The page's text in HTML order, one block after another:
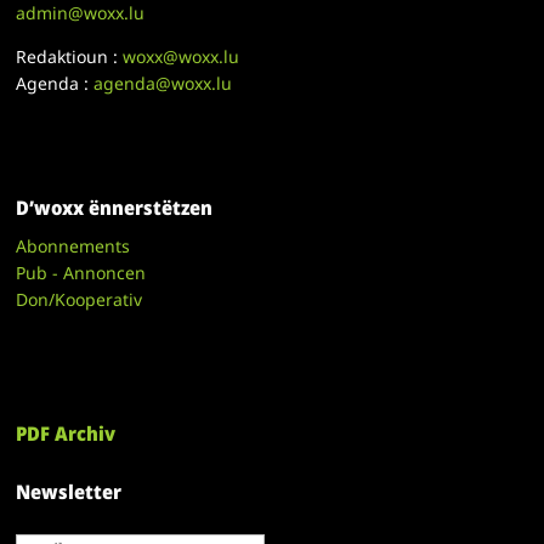
admin@woxx.lu
Redaktioun :woxx@woxx.lu
Agenda :agenda@woxx.lu
D’woxx ënnerstëtzen
Abonnements
Pub - Annoncen
Don/Kooperativ
PDF Archiv
Newsletter